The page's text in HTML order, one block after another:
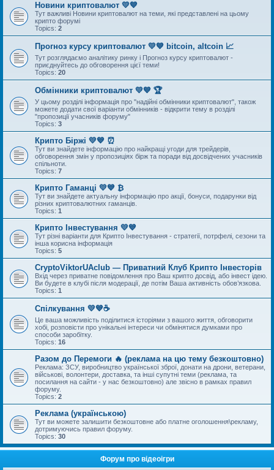
Новини криптовалют 💛💙
Тут важливі Новини криптовалют на теми, які представлені на цьому
крипто форумі
Topics: 2
Прогноз курсу криптовалют 💛💙 bitcoin, altcoin 📈
Тут розглядаємо аналітику ринку і Прогноз курсу криптовалют -
приєднуйтесь до обговорення цієї теми!
Topics: 20
Обмінники криптовалют 💛💙 🏆
У цьому розділі інформація про "надійні обмінники криптовалют", також
можете додати свої варіанти обмінників - відкрити тему в розділі
"пропозиції учасників форуму"
Topics: 3
Крипто Біржі 💛💙 ⏰
Тут ви знайдете інформацію про найкращі угоди для трейдерів,
обговорення змін у пропозиціях бірж та поради від досвідчених учасників
спільноти.
Topics: 7
Крипто Гаманці 💛💙 ₿
Тут ви знайдете актуальну інформацію про акції, бонуси, подарунки від
різних криптовалютних гаманців.
Topics: 1
Крипто Інвестування 💛💙
Тут різні варіанти для Крипто Інвестування - стратегії, потрфелі, сезони та
інша корисна інформація
Topics: 5
CryptoViktorUAclub — Приватний Клуб Крипто Інвесторів
Вхід через приватне повідомлення про Ваш крипто досвід, або інвест ідею.
Ви будете в клубі після модерації, де потім Ваша активність обов’язкова.
Topics: 1
Спілкування 💛💙☕
Це ваша можливість поділитися історіями з вашого життя, обговорити
хобі, розповісти про унікальні інтереси чи обмінятися думками про
способи заробітку.
Topics: 16
Разом до Перемоги 🔥 (реклама на цю тему безкоштовно)
Реклама: ЗСУ, виробництво української зброї, донати на дрони, ветерани,
військові, волонтери, доставка, та інші супутні теми (реклама, та
посилання на сайти - у нас безкоштовно) але звісно в рамках правил
форуму.
Topics: 2
Реклама (українською)
Тут ви можете залишити безкоштовне або платне оголошення\рекламу,
дотримуючись правил форуму.
Topics: 30
Форум про відеоігри